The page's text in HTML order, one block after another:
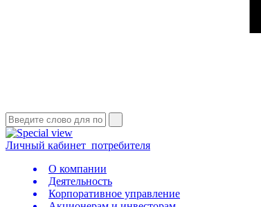
Личный кабинет потребителя
О компании
Деятельность
Корпоративное управление